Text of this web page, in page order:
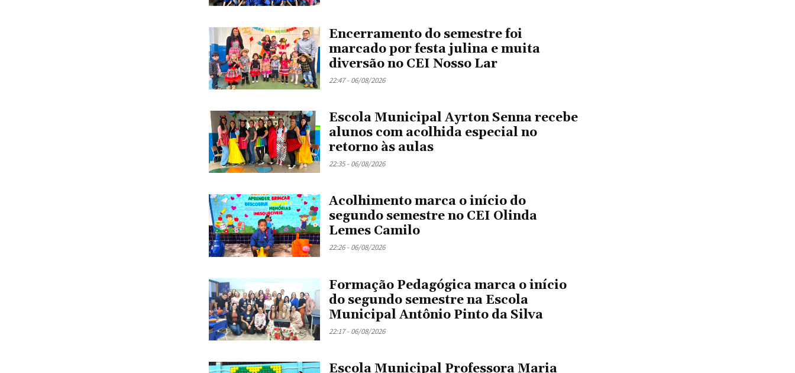
Encerramento do semestre foi
marcado por festa julina e muita
diversão no CEI Nosso Lar
22:47 - 06/08/2026
Escola Municipal Ayrton Senna recebe
alunos com acolhida especial no
retorno às aulas
22:35 - 06/08/2026
Acolhimento marca o início do
segundo semestre no CEI Olinda
Lemes Camilo
22:26 - 06/08/2026
Formação Pedagógica marca o início
do segundo semestre na Escola
Municipal Antônio Pinto da Silva
22:17 - 06/08/2026
Escola Municipal Professora Maria